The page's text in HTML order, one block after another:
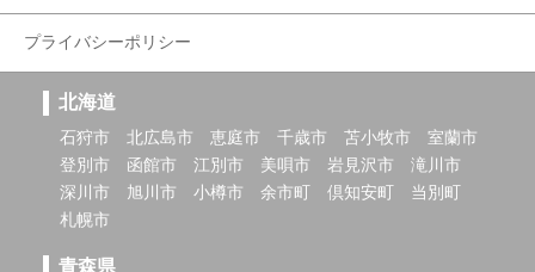
プライバシーポリシー
北海道
石狩市 北広島市 恵庭市 千歳市 苫小牧市
室蘭市
登別市
函館市 江別市 美唄市 岩見沢市
滝川市
深川市
旭川市 小樽市 余市町 倶知安町
当別町
札幌市
青森県